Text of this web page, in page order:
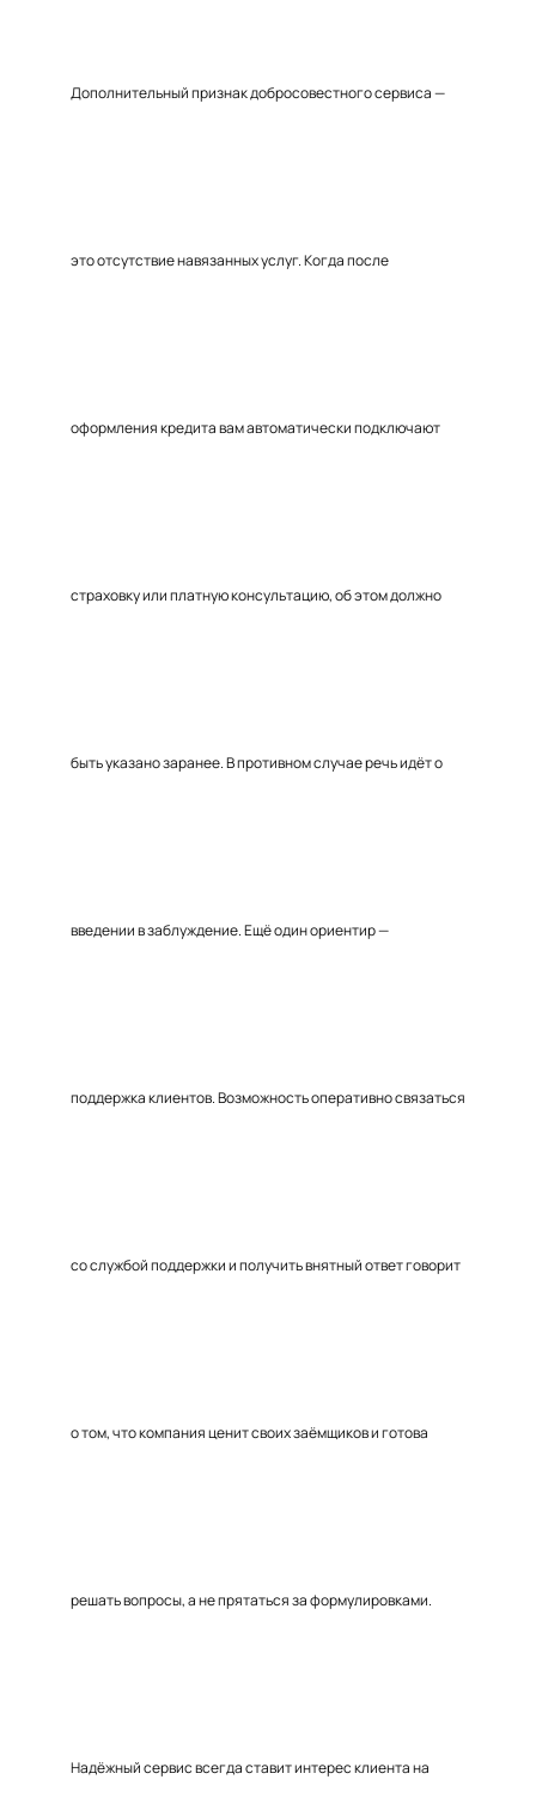
Дополнительный признак добросовестного сервиса —
это отсутствие навязанных услуг. Когда после
оформления кредита вам автоматически подключают
страховку или платную консультацию, об этом должно
быть указано заранее. В противном случае речь идёт о
введении в заблуждение. Ещё один ориентир —
поддержка клиентов. Возможность оперативно связаться
со службой поддержки и получить внятный ответ говорит
о том, что компания ценит своих заёмщиков и готова
решать вопросы, а не прятаться за формулировками.
Надёжный сервис всегда ставит интерес клиента на